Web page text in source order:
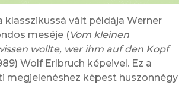
klasszikussá vált példája Werner
meséje (Vom kleinen
wollte, wer ihm auf den Kopf
Wolf Erlbruch képeivel. Ez a
megjelenéshez képest huszonnégy